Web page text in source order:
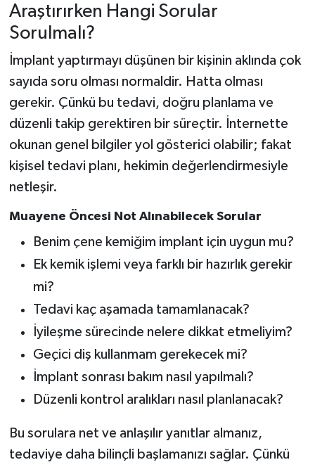
Araştırırken Hangi Sorular
Sorulmalı?
İmplant yaptırmayı düşünen bir kişinin aklında çok
sayıda soru olması normaldir. Hatta olması
gerekir. Çünkü bu tedavi, doğru planlama ve
düzenli takip gerektiren bir süreçtir. İnternette
okunan genel bilgiler yol gösterici olabilir; fakat
kişisel tedavi planı, hekimin değerlendirmesiyle
netleşir.
Muayene Öncesi Not Alınabilecek Sorular
Benim çene kemiğim implant için uygun mu?
Ek kemik işlemi veya farklı bir hazırlık gerekir
mi?
Tedavi kaç aşamada tamamlanacak?
İyileşme sürecinde nelere dikkat etmeliyim?
Geçici diş kullanmam gerekecek mi?
İmplant sonrası bakım nasıl yapılmalı?
Düzenli kontrol aralıkları nasıl planlanacak?
Bu sorulara net ve anlaşılır yanıtlar almanız,
tedaviye daha bilinçli başlamanızı sağlar. Çünkü